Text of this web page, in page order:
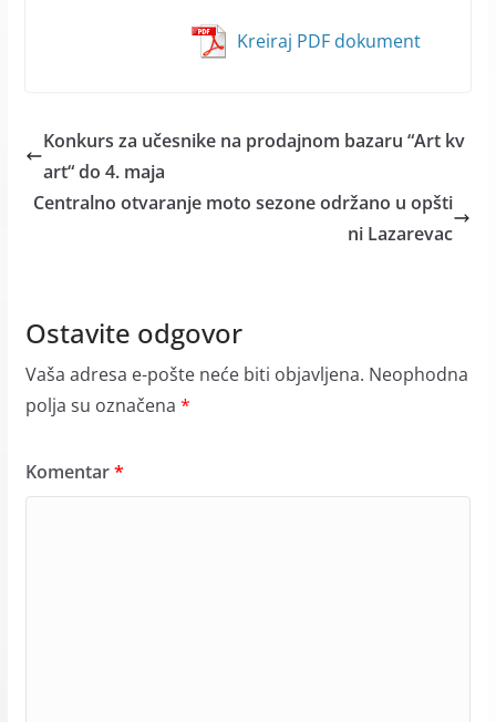
Kreiraj PDF dokument
Konkurs za učesnike na prodajnom bazaru “Art kv
art“ do 4. maja
Centralno otvaranje moto sezone održano u opšti
ni Lazarevac
Ostavite odgovor
Vaša adresa e-pošte neće biti objavljena. Neophodna
polja su označena *
Komentar*